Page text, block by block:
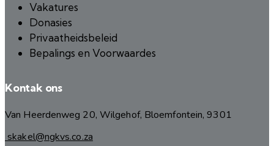
Vakatures
Donasies
Privaatheidsbeleid
Bepalings en Voorwaardes
Kontak ons
Van Heerdenweg 20, Wilgehof, Bloemfontein, 9301
skakel@ngkvs.co.za